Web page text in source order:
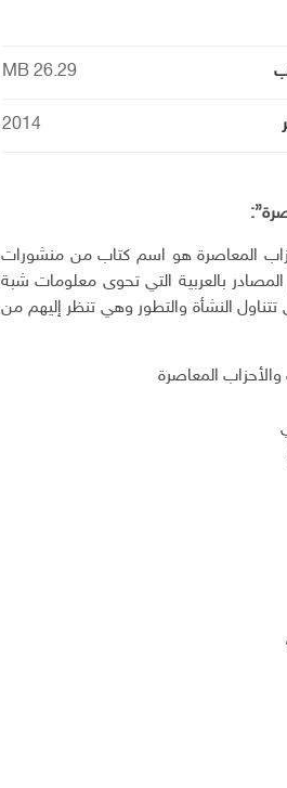
26.29 MB
2014
المعاصرة هو اسم كتاب من منشورات
بالعربية التي تحوى معلومات شبة
تتناول النشأة والتطور وهي تنظر إليهم من
المعاصرة